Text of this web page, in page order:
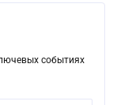
событиях